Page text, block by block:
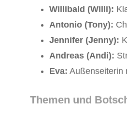
Willibald (Willi):
Antonio (Tony):
Jennifer (Jenny):
Andreas (Andi):
Eva: Außenseiterin
Themen und